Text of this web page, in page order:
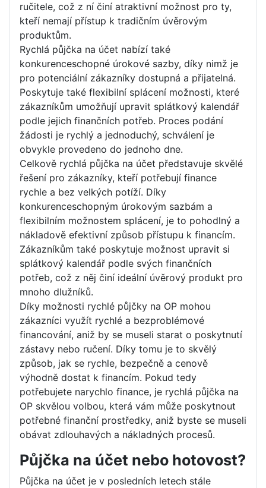
ručitele, což z ní činí atraktivní možnost pro ty,
kteří nemají přístup k tradičním úvěrovým
produktům.
Rychlá půjčka na účet nabízí také
konkurenceschopné úrokové sazby, díky nimž je
pro potenciální zákazníky dostupná a přijatelná.
Poskytuje také flexibilní splácení možnosti, které
zákazníkům umožňují upravit splátkový kalendář
podle jejich finančních potřeb. Proces podání
žádosti je rychlý a jednoduchý, schválení je
obvykle provedeno do jednoho dne.
Celkově rychlá půjčka na účet představuje skvělé
řešení pro zákazníky, kteří potřebují finance
rychle a bez velkých potíží. Díky
konkurenceschopným úrokovým sazbám a
flexibilním možnostem splácení, je to pohodlný a
nákladově efektivní způsob přístupu k financím.
Zákazníkům také poskytuje možnost upravit si
splátkový kalendář podle svých finančních
potřeb, což z něj činí ideální úvěrový produkt pro
mnoho dlužníků.
Díky možnosti rychlé půjčky na OP mohou
zákazníci využít rychlé a bezproblémové
financování, aniž by se museli starat o poskytnutí
zástavy nebo ručení. Díky tomu je to skvělý
způsob, jak se rychle, bezpečně a cenově
výhodně dostat k financím. Pokud tedy
potřebujete narychlo finance, je rychlá půjčka na
OP skvělou volbou, která vám může poskytnout
potřebné finanční prostředky, aniž byste se museli
obávat zdlouhavých a nákladných procesů.
Půjčka na účet nebo hotovost?
Půjčka na účet je v posledních letech stále